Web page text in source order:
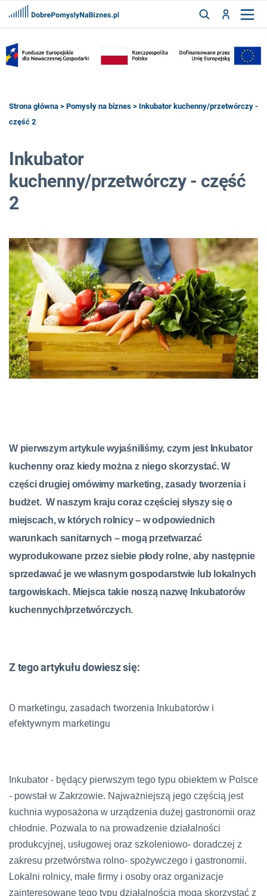
ZAREJESTRUJ
FRANCZYZY
Strona główna > Pomysły na biznes > Inkubator kuchenny/przetwórczy -
część 2
Inkubator
kuchenny/przetwórczy - część
2
W pierwszym artykule wyjaśniliśmy, czym jest Inkubator
kuchenny oraz kiedy można z niego skorzystać. W
części drugiej omówimy marketing, zasady tworzenia i
budżet. W naszym kraju coraz częściej słyszy się o
miejscach, w których rolnicy – w odpowiednich
warunkach sanitarnych – mogą przetwarzać
wyprodukowane przez siebie płody rolne, aby następnie
sprzedawać je we własnym gospodarstwie lub lokalnych
targowiskach. Miejsca takie noszą nazwę Inkubatorów
kuchennych/przetwórczych.
Z tego artykułu dowiesz się:
O marketingu, zasadach tworzenia Inkubatorów i
efektywnym marketingu
Inkubator - będący pierwszym tego typu obiektem w Polsce
- powstał w Zakrzowie. Najważniejszą jego częścią jest
kuchnia wyposażona w urządzenia dużej gastronomii oraz
chłodnie. Pozwala to na prowadzenie działalności
produkcyjnej, usługowej oraz szkoleniowo- doradczej z
zakresu przetwórstwa rolno- spożywczego i gastronomii.
Lokalni rolnicy, małe firmy i osoby oraz organizacje
zainteresowane tego typu działalnością mogą skorzystać z